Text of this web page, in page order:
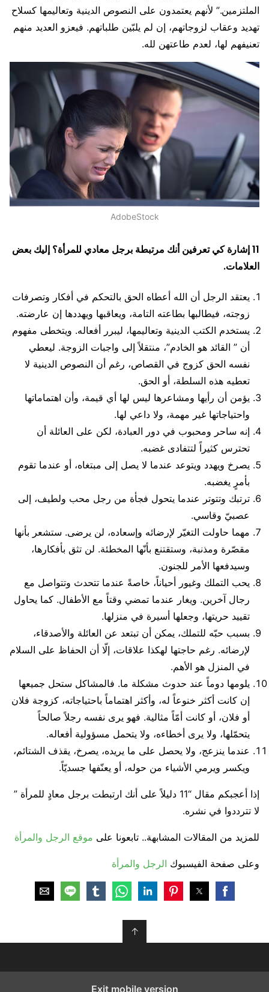
الملتزمين.” لأنهم يعتمدون على النصوص الدينية وتعاليمها كسلاح
تهديد وعقاب لزوجاتهم، إن لم يلبّين طلباتهم. فيعزو العديد منهم
تعنيفهم لها، لعدم طاعتهن لله.
AdobeStock
11 إشارة كي تعرفين أنك مرتبطة برجل معادي للمرأة؟ إليك بعض
العلامات.
يعتقد الرجل أن الله أعطاه الحق بالتحكم في أفكار وتصرفات
زوجته، فيطالبها بطاعته التامة، ويعاقبها ويهددها إن عارضته.
يستخدم الكتب الدينية وتعاليمها، ليبرر أفعاله. ويتخطى مفهوم
أن ” القائد هو الخادم”، منتقلاً إلى واجبات الزوجة. ليعطي
نفسه الحق كزوج في القصاص، رغم أن النصوص الدينية لا
تعطيه هذه السلطة، أو الحق.
يؤمن أن رأيها ومشاعرها ليس لها أي قيمة، وأن اهتماماتها
واحتياجاتها غير مهمة، ولا داعي لها.
إنه ساحر ومحبوب في دور العبادة، لكن على العائلة أن
تحترس كثيراً لتتفادى غضبه.
يصرخ ويهدد ويتوعد عندما لا يصل إلى مبتغاه، أو عندما تقوم
بأمرٍ يغضبه.
ترتبك وتتوتر عندما يتحول فجأة من رجل محب ولطيف، إلى
عصبيّ وقاسي.
مهما حاولت التغيّر لإرضائه وإسعاده، لن يرضى. ستشعر بأنها
مقصّرة ومذنبة، وستقتنع بأنّها المخطئة. لن تثق بأفكارها،
وسيدفعها الأمر للجنون.
يحب التملك وغيور أحياناً، خاصةً عندما تتحدث وتتواصل مع
رجال آخرين. ويغار عندما تمضي وقتاً مع الأطفال. كما يحاول
تقييد حريتها، وجعلها أسيرة في منزلها.
بسبب حبّه للتملك، يمكن أن تبتعد عن العائلة والأصدقاء،
لإرضائه. رغم حاجتها لهكذا علاقات، إلّا أن الحفاظ على السلام
في المنزل هو الأهم.
يلومها دوماً عند حدوث مشكلة ما. فالمشاكل ستحل جميعها
إن كانت أكثر خنوعاً له، وأكثر اهتماماً باحتياجاته، كزوجة فلان
أو فلان، أو كانت أمّاً مثالية. فهو يرى نفسه رجلاً صالحاً
يتحمّلها، ولا يرى أخطاءه، ولا يتحمل مسؤولية أفعاله.
عندما ينزعج، ولا يحصل على ما يريده، يصرخ، يقذف الشتائم،
ويكسر ويرمي الأشياء من حوله، أو يعنّفها جسديّاً.
إذا أعجبكم مقال “11 دليلاً على أنك ارتبطت برجل معادٍ للمرأة ”
لا تترددوا في نشره.
للمزيد من المقالات المشابهة.. تابعونا على موقع الرجل والمرأة
وعلى صفحة الفيسبوك الرجل والمرأة
↑
Exit mobile version